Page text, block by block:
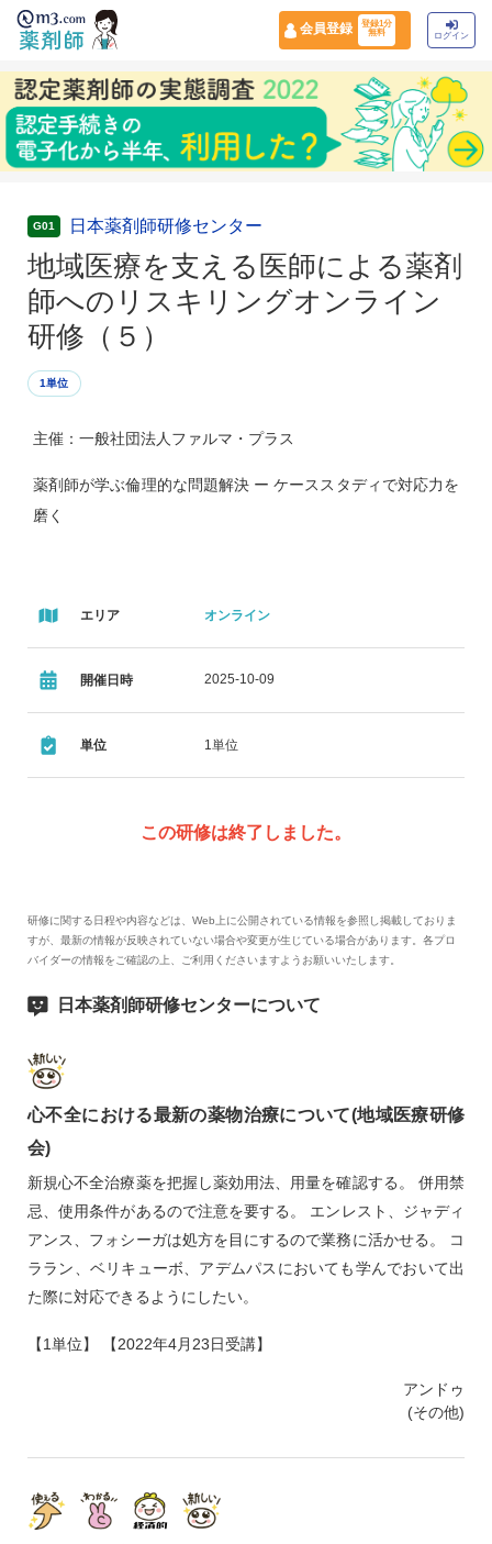
会員登録
登録1分
無料
ログイン
G01 日本薬剤師研修センター
地域医療を支える医師による薬剤
師へのリスキリングオンライン
研修（５）
1単位
主催：一般社団法人ファルマ・プラス
薬剤師が学ぶ倫理的な問題解決 ー ケーススタディで対応力を
磨く
エリア オンライン
開催日時 2025-10-09
単位 1単位
この研修は終了しました。
研修に関する日程や内容などは、Web上に公開されている情報を参照し掲載しておりま
すが、最新の情報が反映されていない場合や変更が生じている場合があります。各プロ
バイダーの情報をご確認の上、ご利用くださいますようお願いいたします。
日本薬剤師研修センターについて
心不全における最新の薬物治療について(地域医療研修
会)
新規心不全治療薬を把握し薬効用法、用量を確認する。 併用禁
忌、使用条件があるので注意を要する。 エンレスト、ジャディ
アンス、フォシーガは処方を目にするので業務に活かせる。 コ
ララン、ベリキューボ、アデムパスにおいても学んでおいて出
た際に対応できるようにしたい。
【1単位】 【2022年4月23日受講】
アンドゥ
(その他)